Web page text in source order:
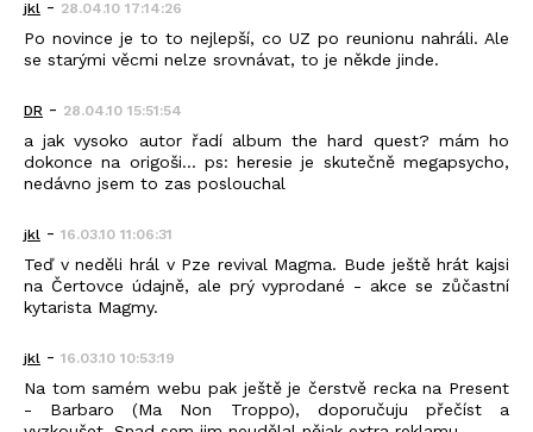
jkl - 28.04.10 17:14:26
Po novince je to to nejlepší, co UZ po reunionu nahráli. Ale
se starými věcmi nelze srovnávat, to je někde jinde.
DR - 28.04.10 15:51:54
a jak vysoko autor řadí album the hard quest? mám ho
dokonce na origoši... ps: heresie je skutečně megapsycho,
nedávno jsem to zas poslouchal
jkl - 16.03.10 11:06:31
Teď v neděli hrál v Pze revival Magma. Bude ještě hrát kajsi
na Čertovce údajně, ale prý vyprodané - akce se zůčastní
kytarista Magmy.
jkl - 16.03.10 10:53:19
Na tom samém webu pak ještě je čerstvě recka na Present
- Barbaro (Ma Non Troppo), doporučuju přečíst a